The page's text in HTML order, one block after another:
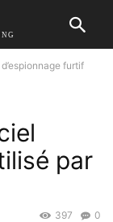
furtif
par
0
397